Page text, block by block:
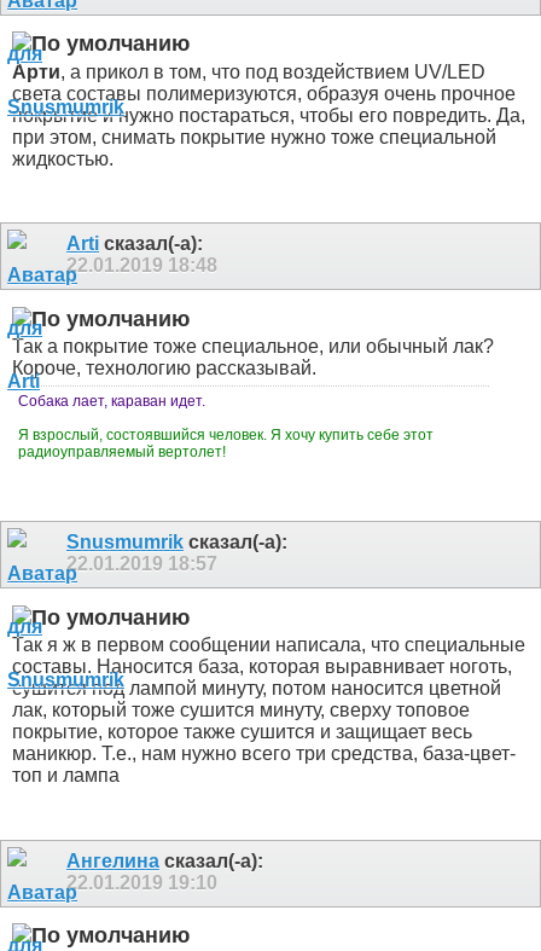
Арти, а прикол в том, что под воздействием UV/LED
света составы полимеризуются, образуя очень прочное
покрытие и нужно постараться, чтобы его повредить. Да,
при этом, снимать покрытие нужно тоже специальной
жидкостью.
Arti сказал(-а):
22.01.2019 18:48
Так а покрытие тоже специальное, или обычный лак?
Короче, технологию рассказывай.
Собака лает, караван идет.
Я взрослый, состоявшийся человек. Я хочу купить себе этот
радиоуправляемый вертолет!
Snusmumrik сказал(-а):
22.01.2019 18:57
Так я ж в первом сообщении написала, что специальные
составы. Наносится база, которая выравнивает ноготь,
сушится под лампой минуту, потом наносится цветной
лак, который тоже сушится минуту, сверху топовое
покрытие, которое также сушится и защищает весь
маникюр. Т.е., нам нужно всего три средства, база-цвет-
топ и лампа
Ангелина сказал(-а):
22.01.2019 19:10